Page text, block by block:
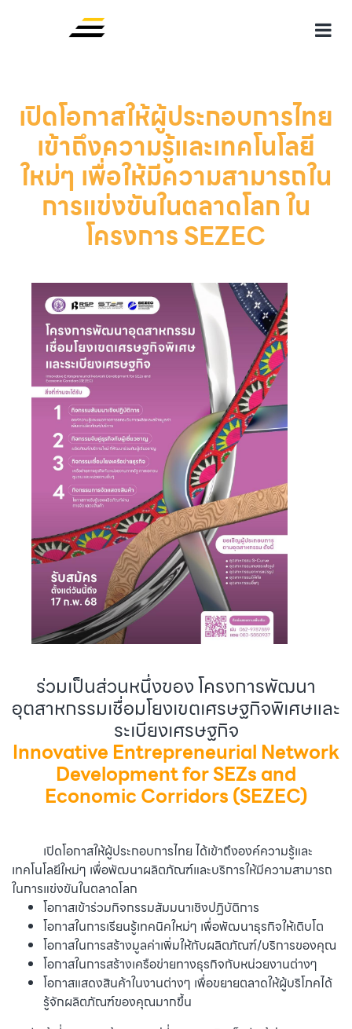
เปิดโอกาสให้ผู้ประกอบการไทย
เข้าถึงความรู้และเทคโนโลยี
ใหม่ๆ เพื่อให้มีความสามารถใน
การแข่งขันในตลาดโลก ใน
โครงการ SEZEC
ร่วมเป็นส่วนหนึ่งของ โครงการพัฒนา
อุตสาหกรรมเชื่อมโยงเขตเศรษฐกิจพิเศษและ
ระเบียงเศรษฐกิจ
Innovative Entrepreneurial Network
Development for SEZs and
Economic Corridors (SEZEC)
เปิดโอกาสให้ผู้ประกอบการไทย ได้เข้าถึงองค์ความรู้และ
เทคโนโลยีใหม่ๆ เพื่อพัฒนาผลิตภัณฑ์และบริการให้มีความสามารถ
ในการแข่งขันในตลาดโลก
โอกาสเข้าร่วมกิจกรรมสัมมนาเชิงปฏิบัติการ
โอกาสในการเรียนรู้เทคนิคใหม่ๆ เพื่อพัฒนาธุรกิจให้เติบโต
โอกาสในการสร้างมูลค่าเพิ่มให้กับผลิตภัณฑ์/บริการของคุณ
โอกาสในการสร้างเครือข่ายทางธุรกิจกับหน่วยงานต่างๆ
โอกาสแสดงสินค้าในงานต่างๆ เพื่อขยายตลาดให้ผู้บริโภคได้
รู้จักผลิตภัณฑ์ของคุณมากขึ้น